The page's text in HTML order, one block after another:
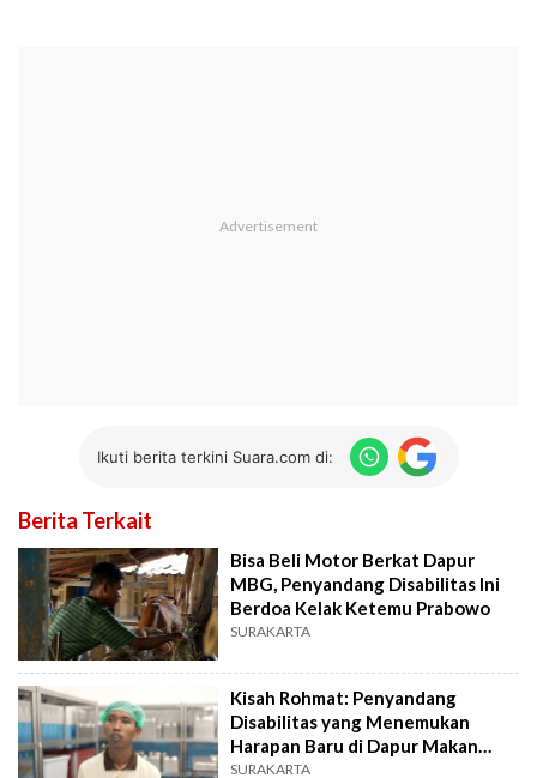
Ikuti berita terkini Suara.com di:
Berita Terkait
Bisa Beli Motor Berkat Dapur
MBG, Penyandang Disabilitas Ini
Berdoa Kelak Ketemu Prabowo
SURAKARTA
Kisah Rohmat: Penyandang
Disabilitas yang Menemukan
Harapan Baru di Dapur Makan
Bergizi Gratis
SURAKARTA